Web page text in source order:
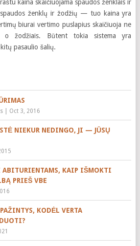
kaina skaičiuojama spaudos ženklais ir
ženklų ir žodžių — tuo kaina yra
biurai vertimo puslapius skaičiuoja ne
o žodžiais. Būtent tokia sistema yra
pasaulio šalių.
| Oct 3, 2016
NIEKUR NEDINGO, JI — JŪSŲ
ABITURIENTAMS, KAIP IŠMOKTI
PRIEŠ VBE
KODĖL VERTA